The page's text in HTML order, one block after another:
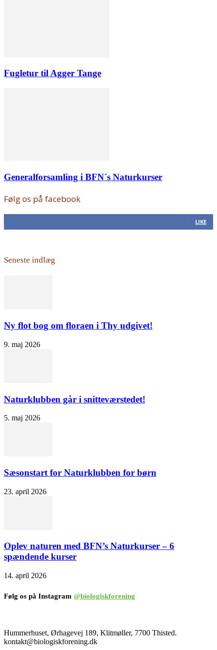
Fugletur til Agger Tange
Generalforsamling i BFN´s Naturkurser
Følg os på facebook
LIKE
Seneste indlæg
Ny flot bog om floraen i Thy udgivet!
9. maj 2026
Naturklubben går i snitteværstedet!
5. maj 2026
Sæsonstart for Naturklubben for børn
23. april 2026
Oplev naturen med BFN’s Naturkurser – 6
spændende kurser
14. april 2026
Følg os på Instagram @biologiskforening
Hummerhuset, Ørhagevej 189, Klitmøller, 7700 Thisted.
kontakt@biologiskforening.dk